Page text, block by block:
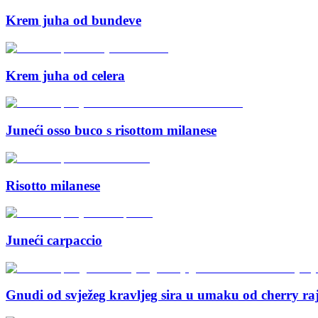
Krem juha od bundeve
Krem juha od celera
Juneći osso buco s risottom milanese
Risotto milanese
Juneći carpaccio
Gnudi od svježeg kravljeg sira u umaku od cherry